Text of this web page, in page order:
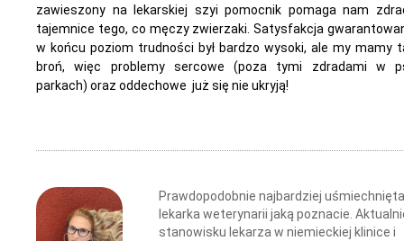
zawieszony na lekarskiej szyi pomocnik pomaga nam
tajemnice tego, co męczy zwierzaki. Satysfakcja
w końcu poziom trudności był bardzo wysoki, ale my mamy
broń, więc problemy sercowe (poza tymi zdradami w
parkach) oraz oddechowe już się nie ukryją!
Prawdopodobnie najbardziej uśmiechnięta
lekarka weterynarii jaką poznacie.
stanowisku lekarza w niemieckiej klinice i